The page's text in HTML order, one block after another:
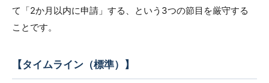
て「2か月以内に申請」する、という3つの節目を厳守する
ことです。
【タイムライン（標準）】